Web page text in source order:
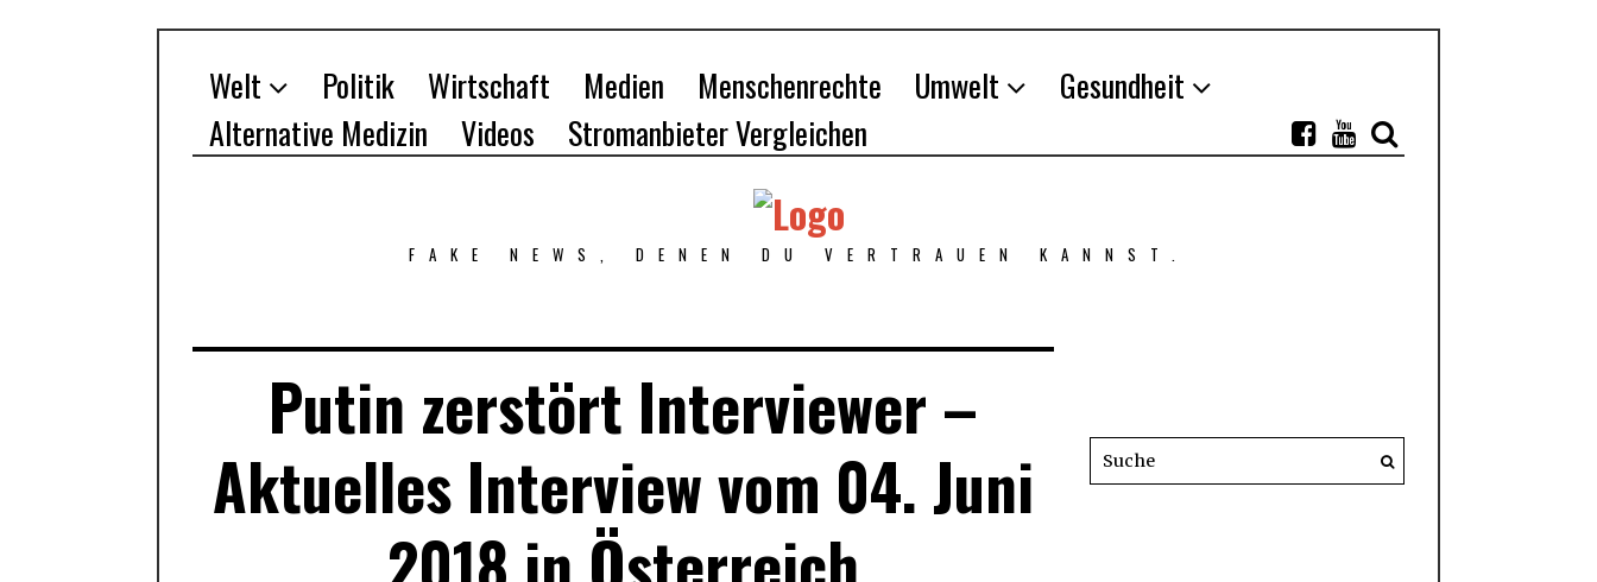
Welt Politik Wirtschaft Medien Menschenrechte Umwelt
Gesundheit
Alternative Medizin
Videos Stromanbieter Vergleichen
FAKE NEWS, DENEN DU VERTRAUEN KANNST.
Putin zerstört Interviewer –
Aktuelles Interview vom 04. Juni